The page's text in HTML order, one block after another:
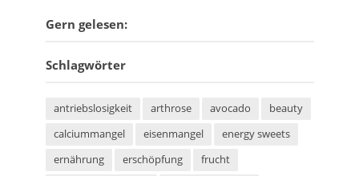
Gern gelesen:
Schlagwörter
antriebslosigkeit arthrose avocado
beauty
calciummangel
eisenmangel
energy sweets
ernährung
erschöpfung
frucht